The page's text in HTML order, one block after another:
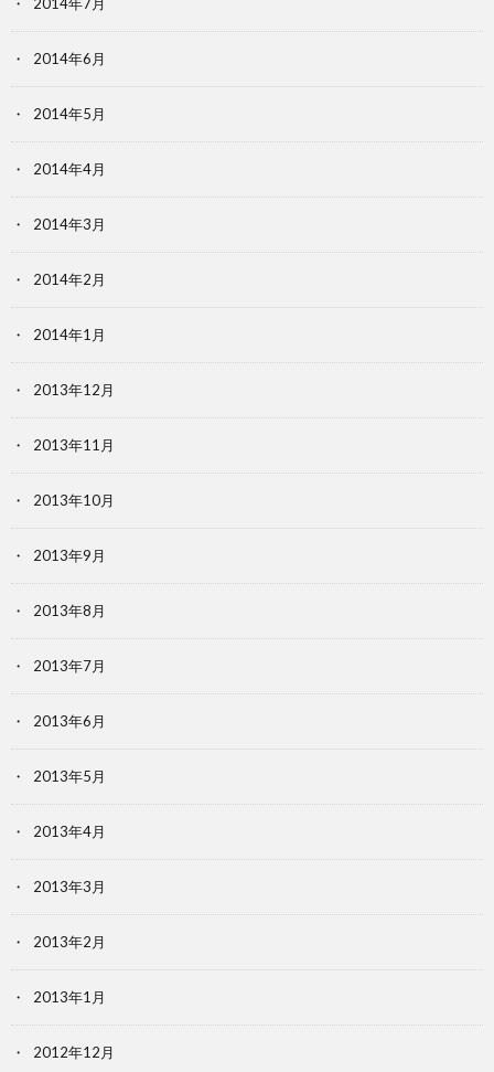
2014年6月
2014年5月
2014年4月
2014年3月
2014年2月
2014年1月
2013年12月
2013年11月
2013年10月
2013年9月
2013年8月
2013年7月
2013年6月
2013年5月
2013年4月
2013年3月
2013年2月
2013年1月
2012年12月